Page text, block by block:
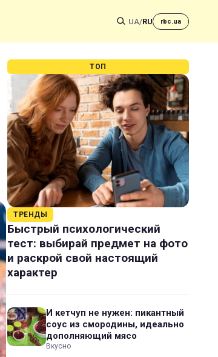
UA/RU rbc.ua
ТОП
ТРЕНДЫ
Быстрый психологический
тест: выбирай предмет на фото
и раскрой свой настоящий
характер
И кетчуп не нужен: пикантный
соус из смородины, идеально
дополняющий мясо
Вкусно